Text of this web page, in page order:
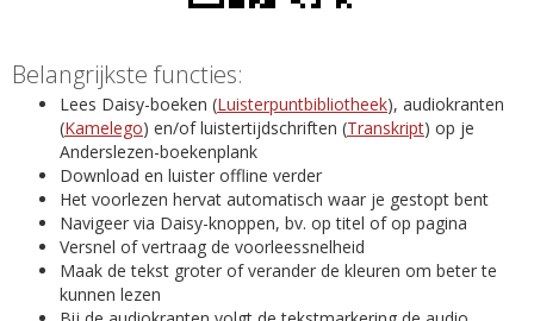
Belangrijkste functies:
Lees Daisy-boeken (Luisterpuntbibliotheek), audiokranten
(Kamelego) en/of luistertijdschriften (Transkript) op je
Anderslezen-boekenplank
Download en luister offline verder
Het voorlezen hervat automatisch waar je gestopt bent
Navigeer via Daisy-knoppen, bv. op titel of op pagina
Versnel of vertraag de voorleessnelheid
Maak de tekst groter of verander de kleuren om beter te
kunnen lezen